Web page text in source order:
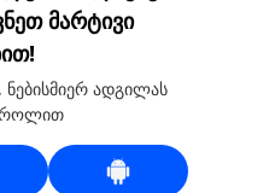
მარტივი
ადგილას